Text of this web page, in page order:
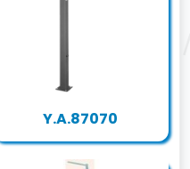
Y.A.87070